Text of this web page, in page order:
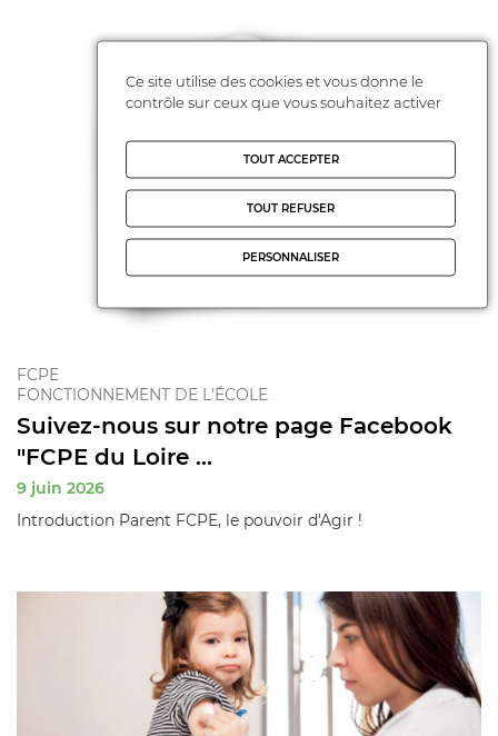
FCPE
FONCTIONNEMENT DE L'ÉCOLE
Suivez-nous sur notre page Facebook
"FCPE du Loire ...
9 juin 2026
Introduction Parent FCPE, le pouvoir d'Agir !
Ce site utilise des cookies et vous donne le
contrôle sur ceux que vous souhaitez activer
TOUT ACCEPTER
TOUT REFUSER
PERSONNALISER